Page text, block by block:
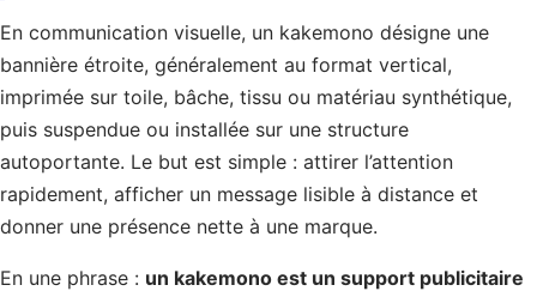
En communication visuelle, un kakemono désigne une
bannière étroite, généralement au format vertical,
imprimée sur toile, bâche, tissu ou matériau synthétique,
puis suspendue ou installée sur une structure
autoportante. Le but est simple : attirer l’attention
rapidement, afficher un message lisible à distance et
donner une présence nette à une marque.
En une phrase : un kakemono est un support publicitaire